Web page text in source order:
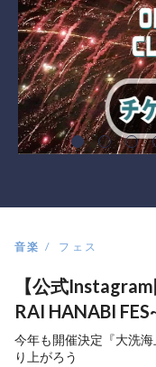
音楽 フェス
【公式
RAI HANABI
今年も開催決定『大洗
り上がろう